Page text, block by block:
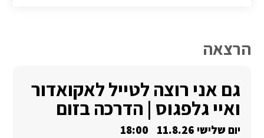
הרצאה
גם אני רוצה לטייל לאקואדור
ואיי גלפגוס | הדרכה בזום
יום שלישי 11.8.26
18:00